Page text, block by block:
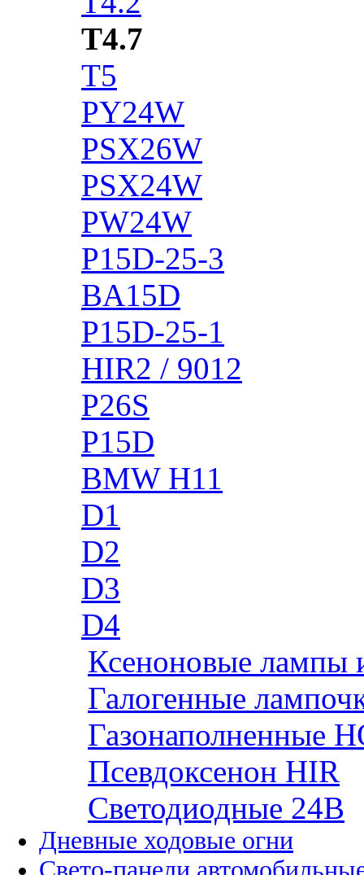
T4.7
T5
PY24W
PSX26W
PSX24W
PW24W
P15D-25-3
BA15D
P15D-25-1
HIR2 / 9012
P26S
P15D
BMW H11
D1
D2
D3
D4
Ксеноновые лампы
Галогенные
Газонаполненные
Псевдоксенон HIR
Cветодиодные 24B
Дневные ходовые огни